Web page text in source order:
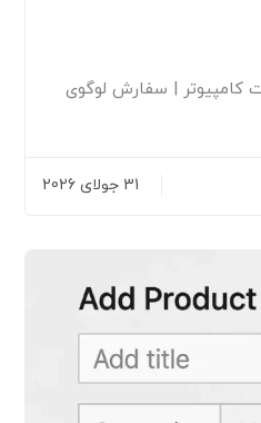
کامپیوتر | سفارش لوگوی
31 جولای 2026